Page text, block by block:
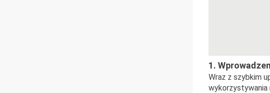
1.
Wraz z szybkim
wykorzystywania